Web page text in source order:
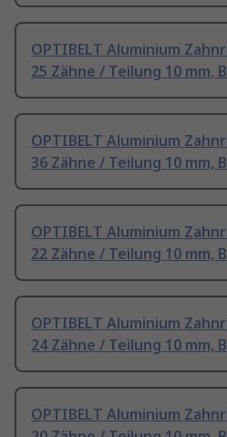
OPTIBELT Aluminium
25 Zähne / Teilung 10 mm,
OPTIBELT Aluminium
36 Zähne / Teilung 10 mm,
OPTIBELT Aluminium
22 Zähne / Teilung 10 mm,
OPTIBELT Aluminium
24 Zähne / Teilung 10 mm,
OPTIBELT Aluminium